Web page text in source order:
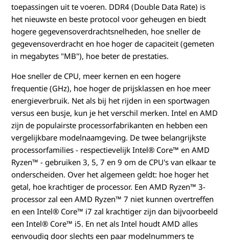
toepassingen uit te voeren. DDR4 (Double Data Rate) is
het nieuwste en beste protocol voor geheugen en biedt
hogere gegevensoverdrachtsnelheden, hoe sneller de
gegevensoverdracht en hoe hoger de capaciteit (gemeten
in megabytes "MB"), hoe beter de prestaties.
Hoe sneller de CPU, meer kernen en een hogere
frequentie (GHz), hoe hoger de prijsklassen en hoe meer
energieverbruik. Net als bij het rijden in een sportwagen
versus een busje, kun je het verschil merken. Intel en AMD
zijn de populairste processorfabrikanten en hebben een
vergelijkbare modelnaamgeving. De twee belangrijkste
processorfamilies - respectievelijk Intel® Core™ en AMD
Ryzen™ - gebruiken 3, 5, 7 en 9 om de CPU's van elkaar te
onderscheiden. Over het algemeen geldt: hoe hoger het
getal, hoe krachtiger de processor. Een AMD Ryzen™ 3-
processor zal een AMD Ryzen™ 7 niet kunnen overtreffen
en een Intel® Core™ i7 zal krachtiger zijn dan bijvoorbeeld
een Intel® Core™ i5. En net als Intel houdt AMD alles
eenvoudig door slechts een paar modelnummers te